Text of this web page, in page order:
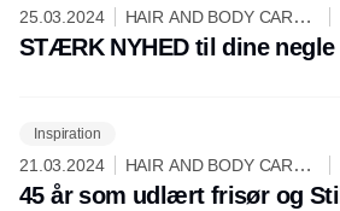
25.03.2024
HAIR AND BODY CARE
NORDIC
STÆRK NYHED til dine negle
Inspiration
21.03.2024
HAIR AND BODY CARE
NORDIC
45 år som udlært frisør og Still